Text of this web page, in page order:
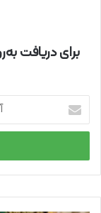
برای دریافت
ر
ا
ی